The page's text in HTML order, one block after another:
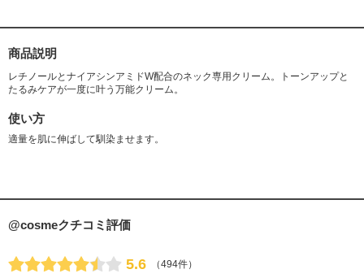
商品説明
レチノールとナイアシンアミドW配合のネック専用クリーム。トーンアップと
たるみケアが一度に叶う万能クリーム。
使い方
適量を肌に伸ばして馴染ませます。
@cosmeクチコミ評価
5.6 （494件）